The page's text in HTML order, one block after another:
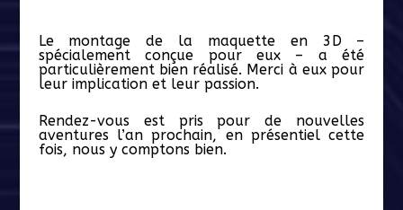
Le montage de la maquette en 3D –
spécialement conçue pour eux – a été
particulièrement bien réalisé. Merci à eux pour
leur implication et leur passion.
Rendez-vous est pris pour de nouvelles
aventures l’an prochain, en présentiel cette
fois, nous y comptons bien.